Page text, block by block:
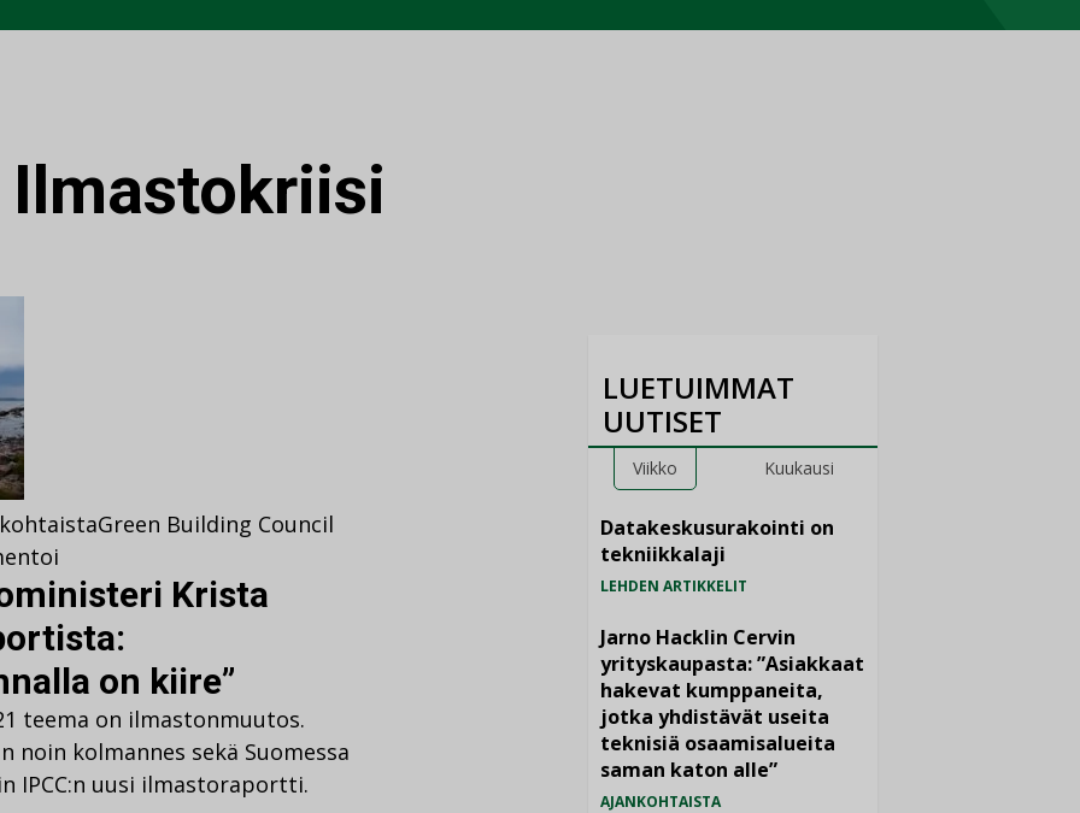
Ilmastokriisi
Green Building Council
Krista
on kiire”
teema on ilmastonmuutos.
noin kolmannes sekä Suomessa
IPCC:n uusi ilmastoraportti.
LUETUIMMAT
UUTISET
Viikko Kuukausi
Datakeskusurakointi on
tekniikkalaji
LEHDEN ARTIKKELIT
Jarno Hacklin Cervin
yrityskaupasta: ”Asiakkaat
hakevat kumppaneita,
jotka yhdistävät useita
teknisiä osaamisalueita
saman katon alle”
AJANKOHTAISTA